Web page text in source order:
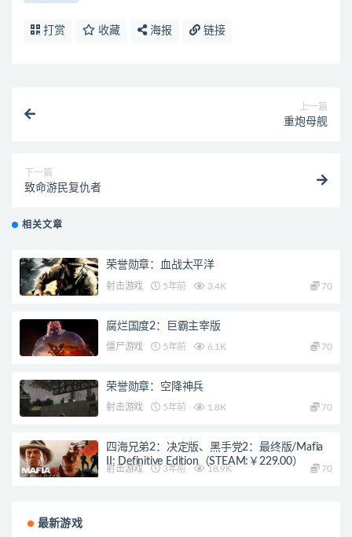
打赏 收藏 海报 链接
上一篇
重炮母舰
下一篇
致命游民复仇者
相关文章
荣誉勋章：血战太平洋
射击游戏 5年前 3.4K 70
腐烂国度2：巨霸主宰版
僵尸游戏 5年前 6.1K 70
荣誉勋章：空降神兵
射击游戏 5年前 1.8K 70
四海兄弟2：决定版、黑手党2：最终版/Mafia
II: Definitive Edition（STEAM:￥229.00）
射击游戏 3年前 18.9K 70
最新游戏